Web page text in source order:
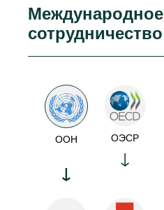
Международное
сотрудничество
ООН ОЭСР